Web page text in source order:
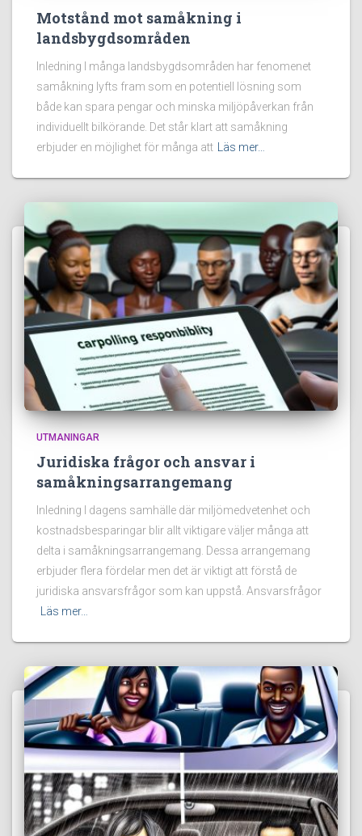
Motstånd mot samåkning i
landsbygdsområden
Inledning I många landsbygdsområden har fenomenet
samåkning lyfts fram som en potentiell lösning som
både kan spara pengar och minska miljöpåverkan från
individuellt bilkörande. Det står klart att samåkning
erbjuder en möjlighet för många att
Läs mer…
UTMANINGAR
Juridiska frågor och ansvar i
samåkningsarrangemang
Inledning I dagens samhälle där miljömedvetenhet och
kostnadsbesparingar blir allt viktigare väljer många att
delta i samåkningsarrangemang. Dessa arrangemang
erbjuder flera fördelar men det är viktigt att förstå de
juridiska ansvarsfrågor som kan uppstå. Ansvarsfrågor
Läs mer…